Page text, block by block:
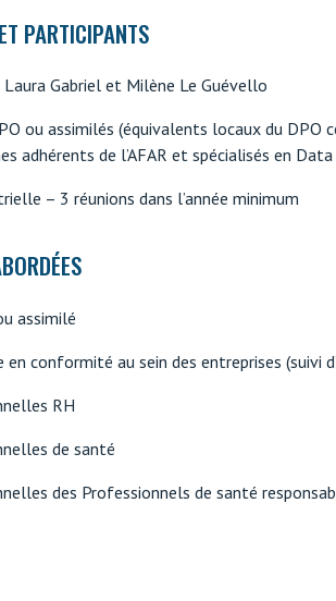
PARTICIPANTS
Laura Gabriel et Milène Le Guévello
ou assimilés (équivalents locaux du DPO
adhérents de l’AFAR et spécialisés en
– 3 réunions dans l’année minimum
assimilé
en conformité au sein des entreprises (suivi
RH
de santé
des Professionnels de santé